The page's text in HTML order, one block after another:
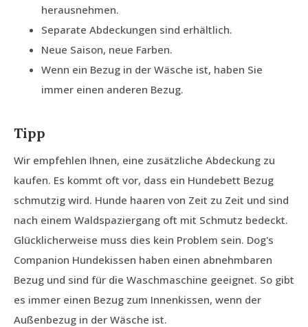
herausnehmen.
Separate Abdeckungen sind erhältlich.
Neue Saison, neue Farben.
Wenn ein Bezug in der Wäsche ist, haben Sie
immer einen anderen Bezug.
Tipp
Wir empfehlen Ihnen, eine zusätzliche Abdeckung zu
kaufen. Es kommt oft vor, dass ein Hundebett Bezug
schmutzig wird. Hunde haaren von Zeit zu Zeit und sind
nach einem Waldspaziergang oft mit Schmutz bedeckt.
Glücklicherweise muss dies kein Problem sein. Dog's
Companion Hundekissen haben einen abnehmbaren
Bezug und sind für die Waschmaschine geeignet. So gibt
es immer einen Bezug zum Innenkissen, wenn der
Außenbezug in der Wäsche ist.